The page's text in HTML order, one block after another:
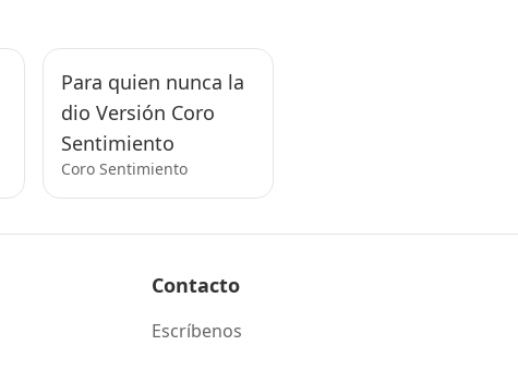
Para quien nunca la
dio Versión Coro
Sentimiento
Coro Sentimiento
Contacto
Escríbenos